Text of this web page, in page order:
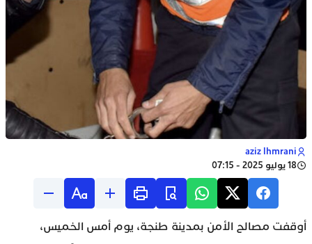
aziz lhmrani
18 يوليو 2025 - 07:15
أوقفت مصالح الأمن بمدينة طنجة، يوم أمس الخميس،